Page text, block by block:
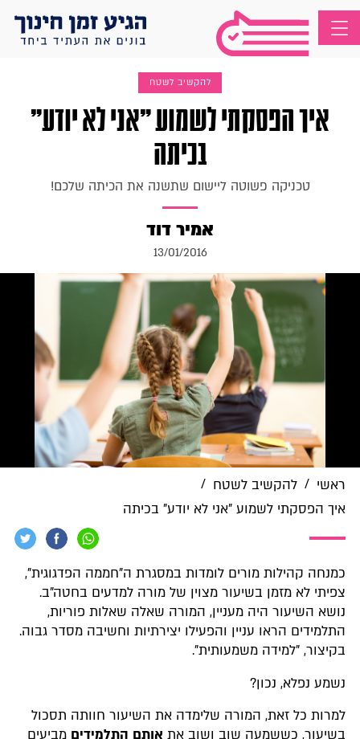
להקשיב לשטח
איך הפסקתי לשמוע "אני לא יודע"
בכיתה
טכניקה פשוטה ליישום שתשנה את הכיתה שלכם!
אמיר דוד
13/01/2016
ראשי / להקשיב לשטח /
איך הפסקתי לשמוע "אני לא יודע" בכיתה
כמנחה קהילות מורים לומדות במסגרת ה"חממה הפדגוגית",
צפיתי לא מזמן בשיעור מצוין של מורה למדעים בחטה"ב.
נושא השיעור היה מעניין, המורה שאלה שאלות פוריות,
התלמידים הראו עניין והפעילו יצירתיות וחשיבה מסדר גבוה.
בקיצור, "למידה משמעותית".
נשמע נפלא, נכון?
למרות כל זאת, המורה שלימדה את השיעור חוותה תסכול
בשיעור, כששמעה שוב ושוב את אותם התלמידים מביעים